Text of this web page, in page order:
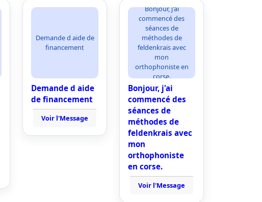
Demande d aide de
financement
Demande d aide
de financement
Voir l'Message
Bonjour, j'ai
commencé des
séances de
méthodes de
feldenkrais avec
mon
orthophoniste en
corse.
Bonjour, j'ai
commencé des
séances de
méthodes de
feldenkrais avec
mon
orthophoniste
en corse.
Voir l'Message